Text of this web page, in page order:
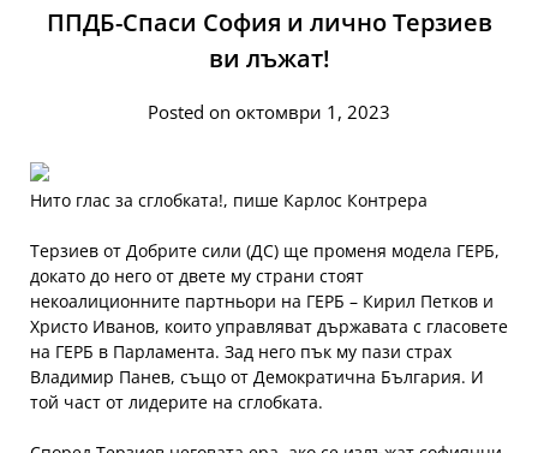
ППДБ-Спаси София и лично Терзиев
ви лъжат!
Posted on октомври 1, 2023
Нито глас за сглобката!, пише Карлос Контрера
Терзиев от Добрите сили (ДС) ще променя модела ГЕРБ,
докато до него от двете му страни стоят
некоалиционните партньори на ГЕРБ – Кирил Петков и
Христо Иванов, които управляват държавата с гласовете
на ГЕРБ в Парламента. Зад него пък му пази страх
Владимир Панев, също от Демократична България. И
той част от лидерите на сглобката.